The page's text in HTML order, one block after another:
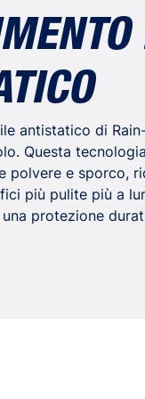
antistatico di
Questa
polvere e sporco,
più pulite più a
protezione